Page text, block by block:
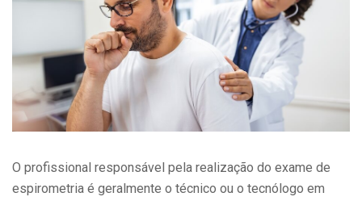
O profissional responsável pela realização do exame de
espirometria é geralmente o técnico ou o tecnólogo em